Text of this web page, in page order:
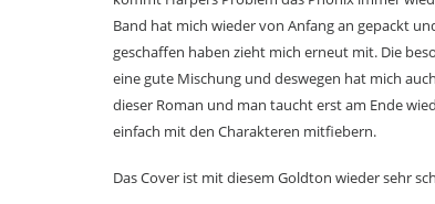
Band hat mich wieder von Anfang an gepackt
geschaffen haben zieht mich erneut mit. Die
eine gute Mischung und deswegen hat mich
dieser Roman und man taucht erst am Ende
einfach mit den Charakteren mitfiebern.
Das Cover ist mit diesem Goldton wieder sehr